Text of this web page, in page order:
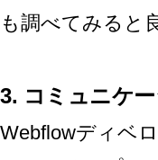
も調べてみると
3. コミュニケ
Webflowディベ